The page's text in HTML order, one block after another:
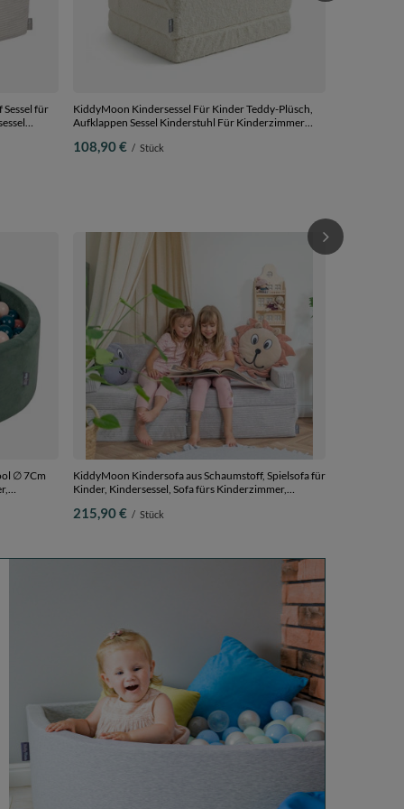
für
KiddyMoon Kindersessel Für Kinder Teddy-Plüsch,
Aufklappen Sessel Kinderstuhl Für Kinderzimmer
108,90 € / Stück
∅ 7Cm
90 x
KiddyMoon Kindersofa aus Schaumstoff, Spielsofa für
Kinder, Kindersessel, Sofa fürs Kinderzimmer,
215,90 € / Stück
KiddyMoon